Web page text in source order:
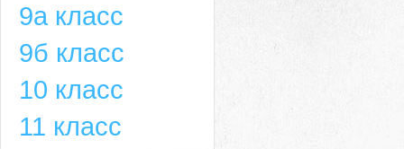
9а класс
9б класс
10 класс
11 класс